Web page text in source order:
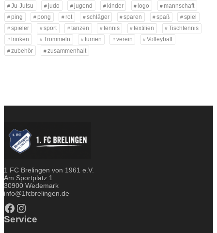
Ju-Jutsu
judo jugend kinder logo
mannschaft
ping
pong rot schläger sparen spaß
spiel
spieler
sport tanzen tennis textilien
Tischtennis
trinken
Trommeln turnen verein
Volleyball
zubehör
zusammenhalt
1 FC Brelingen von 1961 e.V.
Am Sportplatz 1
30900 Wedemark
info@1fcbrelingen.de
Facebook Instagram
Service